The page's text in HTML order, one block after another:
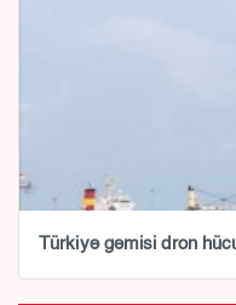
Türkiyə gəmisi dron